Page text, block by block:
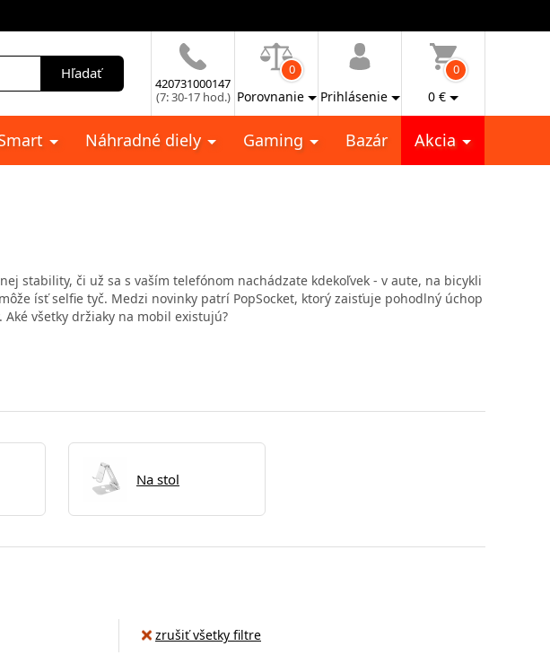
Hľadať
420731000147
(7: 30-17 hod.)
0
Porovnanie Prihlásenie
0
0 €
Náhradné diely Gaming Bazár Akcia
stability, či už sa s vaším telefónom nachádzate kdekoľvek - v aute, na bicykli
ísť selfie tyč. Medzi novinky patrí PopSocket, ktorý zaisťuje pohodlný úchop
všetky držiaky na mobil existujú?
Na stol
zrušiť všetky filtre